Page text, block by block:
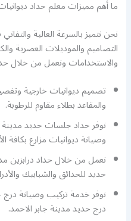
ما أهم مميزات معلم حداد
نحن نتميز بالسرعة العالية
التصاميم والموديلات العصرية
والاستخدامات ونعمل من خلال
تصميم ديوانيات خارجية
والمقاعد بطلاء مقاوم للرطوبة.
نوفر حداد جلسات حديد
وصيانة ديوانيات مزارع بكافة
نعمل من خلال حداد درابزين
حديد للحدائق والشبابيك
نوفر خدمة تركيب وصيانة
درج حديد مدينة جابر الاحمد.